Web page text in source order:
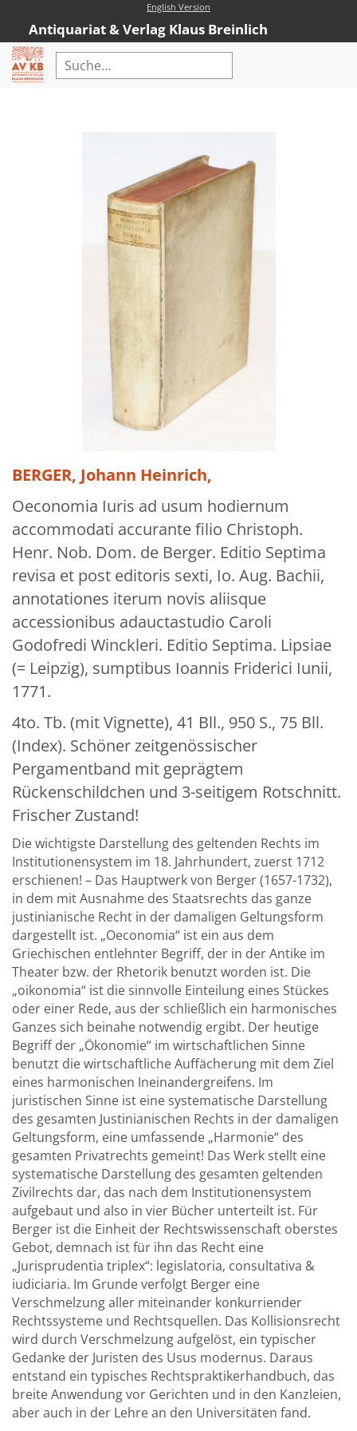
English Version
Antiquariat & Verlag Klaus Breinlich
AVKB-Edition
AVKB-Edition Downloads
Buchempfehlungen
Neubuchsortiment
Buchbinderei und Restauration
Glossar und Bibliographien
Warenkorb
Kontakt
Newsletter
BERGER, Johann Heinrich,
Oeconomia Iuris ad usum hodiernum
accommodati accurante filio Christoph.
Henr. Nob. Dom. de Berger. Editio Septima
revisa et post editoris sexti, Io. Aug. Bachii,
annotationes iterum novis aliisque
accessionibus adauctastudio Caroli
Godofredi Winckleri. Editio Septima. Lipsiae
(= Leipzig), sumptibus Ioannis Friderici Iunii,
1771.
4to. Tb. (mit Vignette), 41 Bll., 950 S., 75 Bll.
(Index). Schöner zeitgenössischer
Pergamentband mit geprägtem
Rückenschildchen und 3-seitigem Rotschnitt.
Frischer Zustand!
Die wichtigste Darstellung des geltenden Rechts im
Institutionensystem im 18. Jahrhundert, zuerst 1712
erschienen! – Das Hauptwerk von Berger (1657-1732),
in dem mit Ausnahme des Staatsrechts das ganze
justinianische Recht in der damaligen Geltungsform
dargestellt ist. „Oeconomia“ ist ein aus dem
Griechischen entlehnter Begriff, der in der Antike im
Theater bzw. der Rhetorik benutzt worden ist. Die
„oikonomia“ ist die sinnvolle Einteilung eines Stückes
oder einer Rede, aus der schließlich ein harmonisches
Ganzes sich beinahe notwendig ergibt. Der heutige
Begriff der „Ökonomie“ im wirtschaftlichen Sinne
benutzt die wirtschaftliche Auffächerung mit dem Ziel
eines harmonischen Ineinandergreifens. Im
juristischen Sinne ist eine systematische Darstellung
des gesamten Justinianischen Rechts in der damaligen
Geltungsform, eine umfassende „Harmonie“ des
gesamten Privatrechts gemeint! Das Werk stellt eine
systematische Darstellung des gesamten geltenden
Zivilrechts dar, das nach dem Institutionensystem
aufgebaut und also in vier Bücher unterteilt ist. Für
Berger ist die Einheit der Rechtswissenschaft oberstes
Gebot, demnach ist für ihn das Recht eine
„Jurisprudentia triplex“: legislatoria, consultativa &
iudiciaria. Im Grunde verfolgt Berger eine
Verschmelzung aller miteinander konkurriender
Rechtssysteme und Rechtsquellen. Das Kollisionsrecht
wird durch Verschmelzung aufgelöst, ein typischer
Gedanke der Juristen des Usus modernus. Daraus
entstand ein typisches Rechtspraktikerhandbuch, das
breite Anwendung vor Gerichten und in den Kanzleien,
aber auch in der Lehre an den Universitäten fand.